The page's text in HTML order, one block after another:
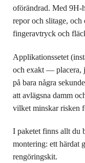
oförändrad. Med 9H-
repor och slitage,
fingeravtryck och
Applikationssetet
och exakt — placera,
på bara några
att avlägsna damm
vilket minskar risken
I paketet finns allt du
montering: ett härdat
rengöringskit.